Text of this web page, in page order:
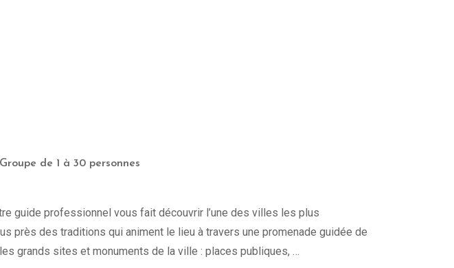
de 1 à 30 personnes
guide professionnel vous fait découvrir l’une des villes les plus
près des traditions qui animent le lieu à travers une promenade guidée de
grands sites et monuments de la ville : places publiques, …